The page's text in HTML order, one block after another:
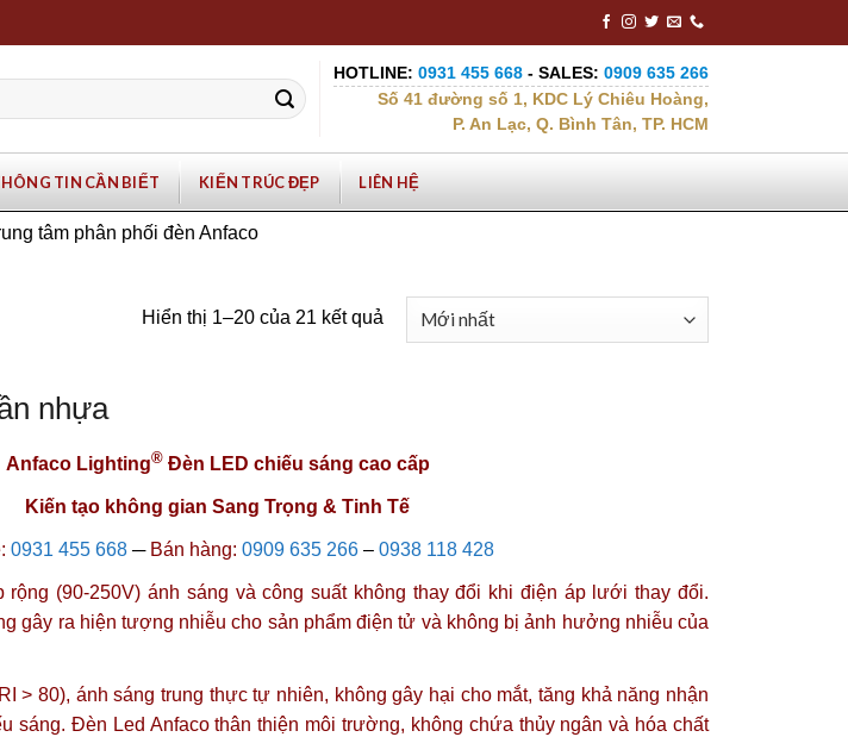
HOTLINE: 0931 455 668 - SALES: 0909 635 266
Số 41 đường số 1, KDC Lý Chiêu Hoàng,
P. An Lạc, Q. Bình Tân, TP. HCM
TIN CẦN BIẾT KIẾN TRÚC ĐẸP LIÊN HỆ
tâm phân phối đèn Anfaco
Hiển thị 1–20 của 21 kết quả
nhựa
Anfaco Lighting®Đèn LED chiếu sáng cao cấp
Kiến tạo không gian Sang Trọng & Tinh Tế
0931 455 668 ─Bán hàng: 0909 635 266 – 0938 118 428
(90-250V) ánh sáng và công suất không thay đổi khi điện áp lưới thay đổi.
gây ra hiện tượng nhiễu cho sản phẩm điện tử và không bị ảnh hưởng nhiễu của
> 80), ánh sáng trung thực tự nhiên, không gây hại cho mắt, tăng khả năng nhận
sáng. Đèn Led Anfaco thân thiện môi trường, không chứa thủy ngân và hóa chất